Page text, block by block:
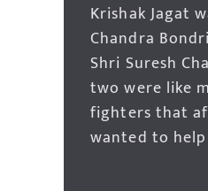
Krishak Jagat
Chandra
Shri Suresh
two were like
fighters that
wanted to